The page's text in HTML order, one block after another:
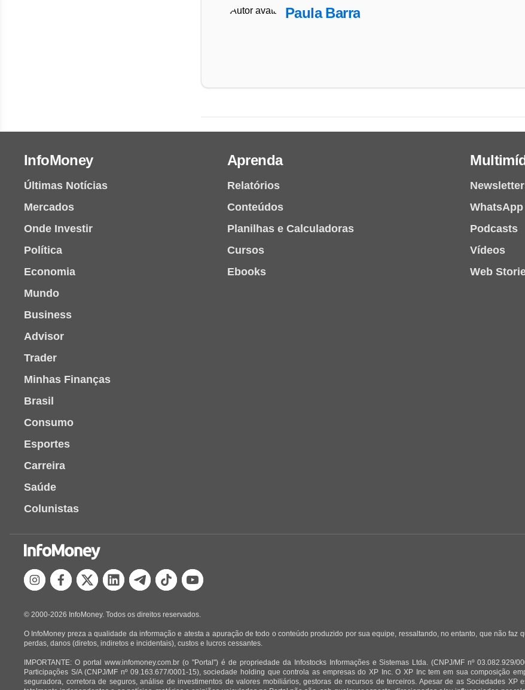
Paula Barra
InfoMoney
Últimas Notícias
Mercados
Onde Investir
Política
Economia
Mundo
Business
Advisor
Trader
Minhas Finanças
Brasil
Consumo
Esportes
Carreira
Saúde
Colunistas
Aprenda
Relatórios
Conteúdos
Planilhas e Calculadoras
Cursos
Ebooks
WhatsApp
Podcasts
Vídeos
Web
© 2000-2026 InfoMoney. Todos os direitos reservados.
O InfoMoney preza a qualidade da informação e atesta a apuração de todo o conteúdo produzido por sua equipe, ressaltando, no entanto, que não
perdas, danos (diretos, indiretos e incidentais), custos e lucros cessantes.
IMPORTANTE: O portal www.infomoney.com.br (o "Portal") é de propriedade da Infostocks Informações e Sistemas Ltda. (CNPJ/MF nº
Participações S/A (CNPJ/MF nº 09.163.677/0001-15), sociedade holding que controla as empresas do XP Inc. O XP Inc tem em sua composição
seguradora, corretora de seguros, análise de investimentos de valores mobiliários, gestoras de recursos de terceiros. Apesar de as Sociedades XP